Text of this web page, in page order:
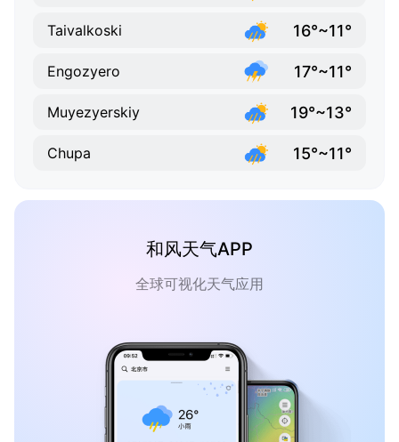
Taivalkoski 16°~11°
Engozyero 17°~11°
Muyezyerskiy 19°~13°
Chupa 15°~11°
和风天气APP
全球可视化天气应用